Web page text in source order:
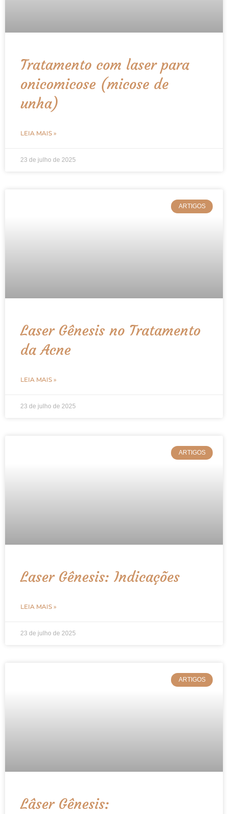
Tratamento com laser para
onicomicose (micose de
unha)
LEIA MAIS »
23 de julho de 2025
ARTIGOS
Laser Gênesis no Tratamento
da Acne
LEIA MAIS »
23 de julho de 2025
ARTIGOS
Laser Gênesis: Indicações
LEIA MAIS »
23 de julho de 2025
ARTIGOS
Lâser Gênesis: